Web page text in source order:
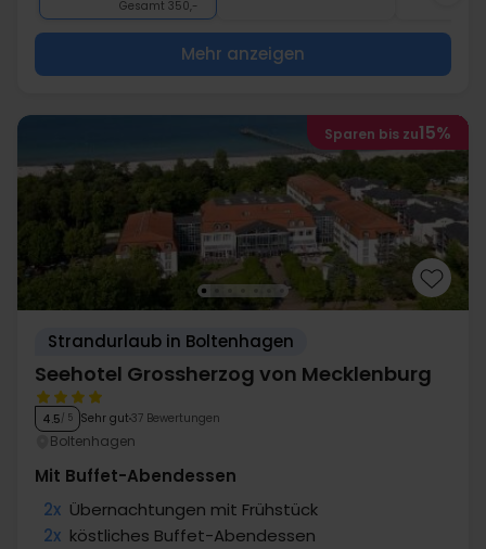
Gesamt 350,-
Mehr anzeigen
Sparen bis zu15%
Strandurlaub in Boltenhagen
Seehotel Grossherzog von Mecklenburg
4.5/ 5 Sehr gut 37 Bewertungen
Boltenhagen
Mit Buffet-Abendessen
2x Übernachtungen mit Frühstück
2x köstliches Buffet-Abendessen